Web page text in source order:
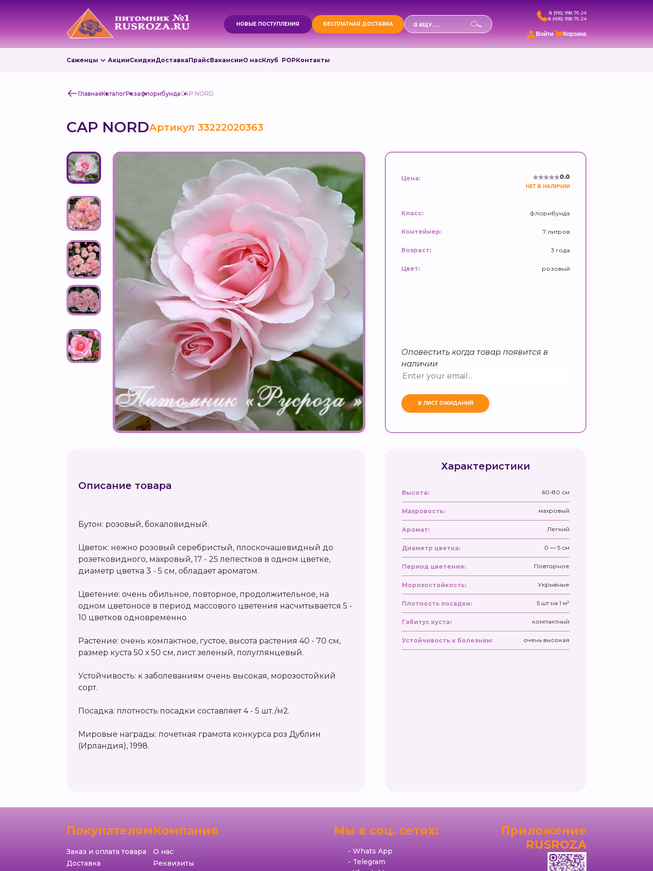
НОВЫЕ ПОСТУПЛЕНИЯ БЕСПЛАТНАЯ ДОСТАВКА
Поиск
товаров
8 (916) 998 76 24
8 (495) 998 76 24
Войти Корзина
Саженцы АкцииСкидкиДоставкаПрайсВакансииО насКлуб РОРКонтакты
ГлавнаяКаталогРозафлорибундаCAP NORD
CAP NORDАртикул 33222020363
Цена: 0.0
НЕТ В НАЛИЧИИ
Класс: флорибунда
Контейнер: 7 литров
Возраст: 3 года
Цвет: розовый
Оповестить когда товар появится в
наличии
Описание товара
Бутон: розовый, бокаловидный.
Цветок: нежно розовый серебристый, плоскочашевидный до
розетковидного, махровый, 17 - 25 лепестков в одном цветке,
диаметр цветка 3 - 5 см, обладает ароматом.
Цветение: очень обильное, повторное, продолжительное, на
одном цветоносе в период массового цветения насчитывается 5 -
10 цветков одновременно.
Растение: очень компактное, густое, высота растения 40 - 70 см,
размер куста 50 х 50 см, лист зеленый, полуглянцевый.
Устойчивость: к заболеваниям очень высокая, морозостойкий
сорт.
Посадка: плотность посадки составляет 4 - 5 шт./м2.
Мировые награды: почетная грамота конкурса роз Дублин
(Ирландия), 1998.
Характеристики
Высота: 60-80 см
Махровость: махровый
Аромат: Легкий
Диаметр цветка: 0 — 5 см
Период цветения: Повторное
Морозостойкость: Укрывные
Плотность посадки: 5 шт на 1 м²
Габитус куста: компактный
Устойчивость к болезням: очень высокая
Покупателям
Заказ и оплата товара
Доставка
Компания
О нас
Реквизиты
Мы в соц. сетях:
Whats App
Telegram
Приложение
RUSROZA